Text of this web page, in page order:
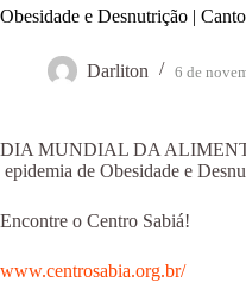
Obesidade e Desnutrição |
Darliton 6 de
DIA MUNDIAL DA
epidemia de Obesidade e
Encontre o Centro Sabiá!
www.centrosabia.org.br/